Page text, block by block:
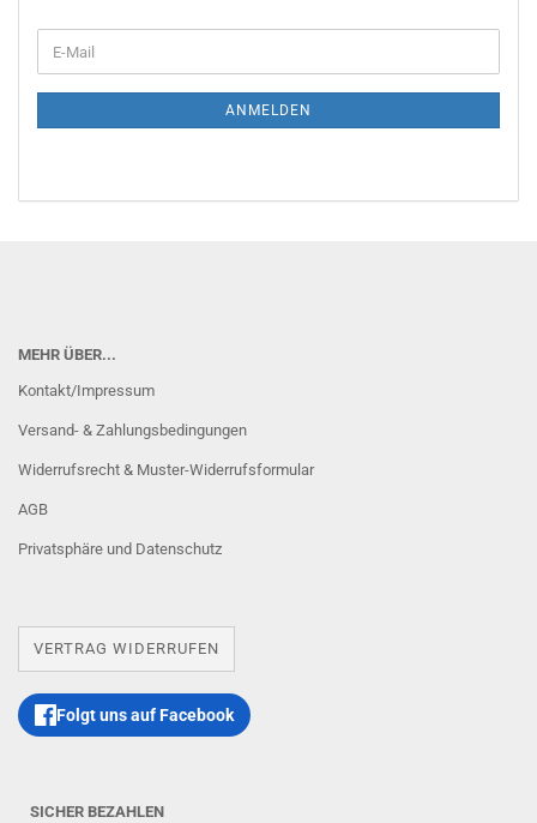
E-
Mail
ANMELDEN
MEHR ÜBER...
Kontakt/Impressum
Versand- & Zahlungsbedingungen
Widerrufsrecht & Muster-Widerrufsformular
AGB
Privatsphäre und Datenschutz
VERTRAG WIDERRUFEN
Folgt uns auf Facebook
SICHER BEZAHLEN